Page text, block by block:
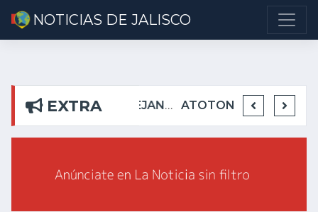
NOTICIAS DE JALISCO
EXTRA
DETIENEN EN TEUCHITLÁN A PRESUNTOS INTEGRANTES DE GRUPO DELICTIVO ATOTONILQUILLO INSEGURO Y AL VIRREY NO LE IMPORTA